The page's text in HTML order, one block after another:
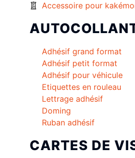
Accessoire pour
Adhésif grand format
Adhésif petit format
Adhésif pour véhicule
Etiquettes en rouleau
Lettrage adhésif
Doming
Ruban adhésif
CARTES DE